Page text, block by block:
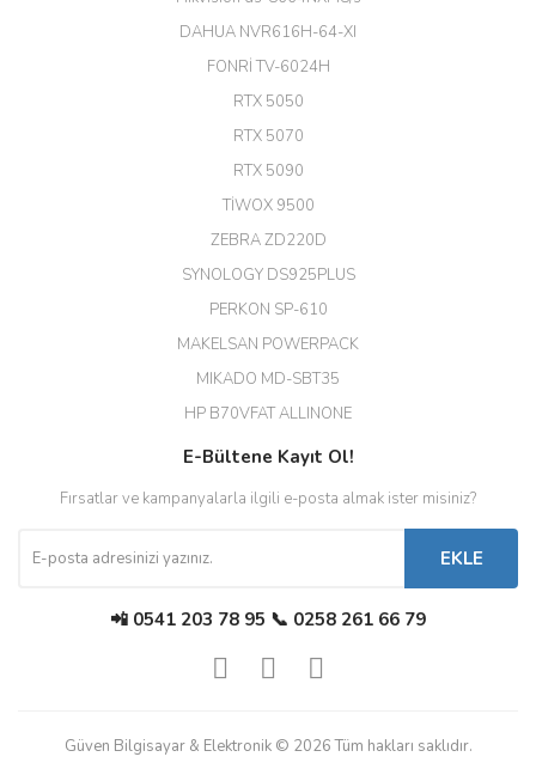
(HIKVISION DS-3E0326P-E/M(B)
EROL ÇAKMAK | 26/12/2025
Diğer yorumları göster
DAHUA NVR616H-64-XI
FONRİ TV-6024H
RTX 5050
RTX 5070
RTX 5090
TİWOX 9500
ZEBRA ZD220D
SYNOLOGY DS925PLUS
PERKON SP-610
MAKELSAN POWERPACK
MIKADO MD-SBT35
HP B70VFAT ALLINONE
E-Bültene Kayıt Ol!
Fırsatlar ve kampanyalarla ilgili e-posta almak ister misiniz?
EKLE
📲 0541 203 78 95 📞 0258 261 66 79
Güven Bilgisayar & Elektronik © 2026 Tüm hakları saklıdır.